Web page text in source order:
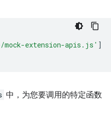
mock-extension-apis.js' ]
中，为您要调用的特定函数